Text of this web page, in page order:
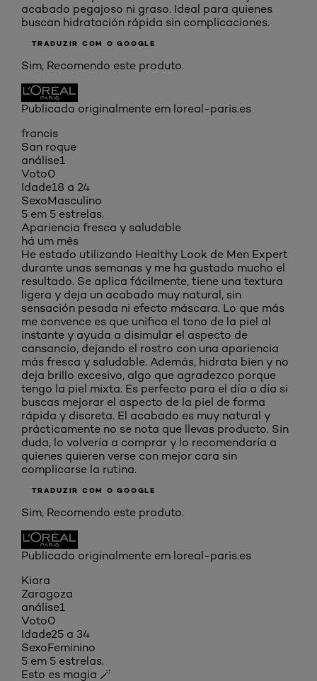
acabado pegajoso ni graso. Ideal para quienes
buscan hidratación rápida sin complicaciones.
TRADUZIR COM O GOOGLE
Sim, Recomendo este produto.
Publicado originalmente em loreal-paris.es
francis
San roque
análise1
Voto0
Idade18 a 24
SexoMasculino
5 em 5 estrelas.
Apariencia fresca y saludable
há um mês
He estado utilizando Healthy Look de Men Expert
durante unas semanas y me ha gustado mucho el
resultado. Se aplica fácilmente, tiene una textura
ligera y deja un acabado muy natural, sin
sensación pesada ni efecto máscara. Lo que más
me convence es que unifica el tono de la piel al
instante y ayuda a disimular el aspecto de
cansancio, dejando el rostro con una apariencia
más fresca y saludable. Además, hidrata bien y no
deja brillo excesivo, algo que agradezco porque
tengo la piel mixta. Es perfecto para el día a día si
buscas mejorar el aspecto de la piel de forma
rápida y discreta. El acabado es muy natural y
prácticamente no se nota que llevas producto. Sin
duda, lo volvería a comprar y lo recomendaría a
quienes quieren verse con mejor cara sin
complicarse la rutina.
TRADUZIR COM O GOOGLE
Sim, Recomendo este produto.
Publicado originalmente em loreal-paris.es
Kiara
Zaragoza
análise1
Voto0
Idade25 a 34
SexoFeminino
5 em 5 estrelas.
Esto es magia 🪄